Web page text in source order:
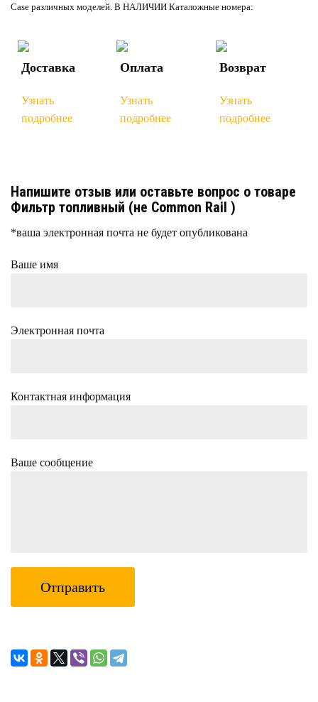
Case различных моделей. В НАЛИЧИИ Каталожные номера:
Доставка
Узнать
подробнее
Оплата
Узнать
подробнее
Возврат
Узнать
подробнее
Напишите отзыв или оставьте вопрос о товаре
Фильтр топливный (не Common Rail )
*ваша электронная почта не будет опубликована
Ваше имя
Электронная почта
Контактная информация
Ваше сообщение
Отправить